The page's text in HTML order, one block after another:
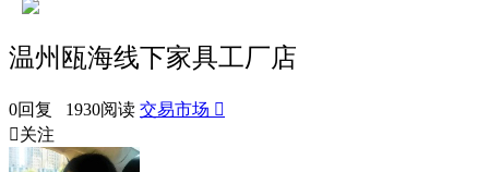
温州瓯海线下家具工厂店
0回复 1930阅读 交易市场 
关注